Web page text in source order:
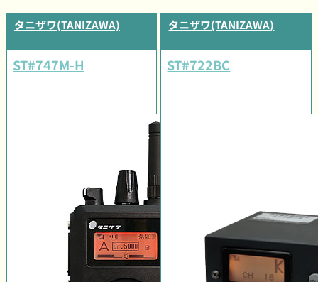
タニザワ(TANIZAWA)
ST#747M-H
タニザワ(TANIZAWA)
ST#722BC